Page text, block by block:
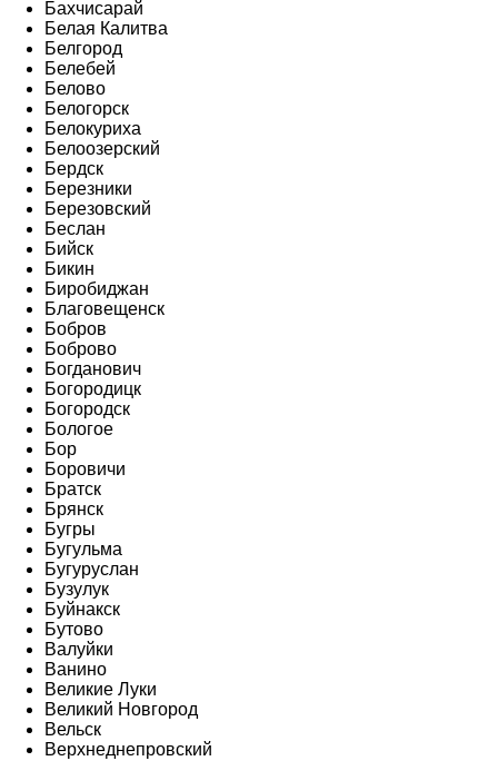
Бахчисарай
Белая Калитва
Белгород
Белебей
Белово
Белогорск
Белокуриха
Белоозерский
Бердск
Березники
Березовский
Беслан
Бийск
Бикин
Биробиджан
Благовещенск
Бобров
Боброво
Богданович
Богородицк
Богородск
Бологое
Бор
Боровичи
Братск
Брянск
Бугры
Бугульма
Бугуруслан
Бузулук
Буйнакск
Бутово
Валуйки
Ванино
Великие Луки
Великий Новгород
Вельск
Верхнеднепровский